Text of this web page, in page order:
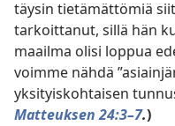
täysin tietämättömiä
tarkoittanut, sillä hän
maailma olisi loppua
voimme nähdä
yksityiskohtaisen
Matteuksen 24:3–7.)